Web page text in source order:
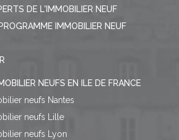
DE L'IMMOBILIER NEUF
IMMOBILIER NEUF
NEUFS EN ILE DE FRANCE
neufs Nantes
neufs Lille
neufs Lyon